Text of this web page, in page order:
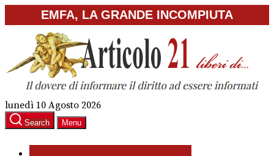
to
content
EMFA, LA GRANDE INCOMPIUTA
lunedì 10 Agosto 2026
Search Menu